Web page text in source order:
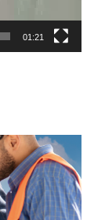
01:21